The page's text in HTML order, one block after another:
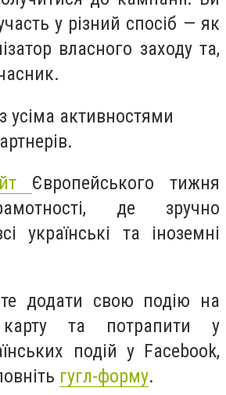
у різний спосіб — як
власного заходу та,
з усіма активностями
Європейського тижня
де зручно
українські та іноземні
додати свою подію на
карту та потрапити у
подій у Facebook,
гугл-форму.